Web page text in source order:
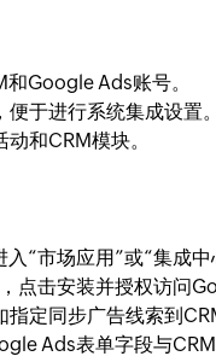
Google Ads账号。
于进行系统集成设置。
和CRM模块。
“市场应用”或“集成中
点击安装并授权访问
定同步广告线索到
Ads表单字段与